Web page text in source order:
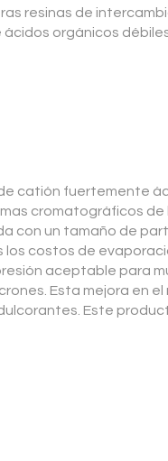
resinas de
orgánicos
catión fuertemente
cromatográficos de
con un tamaño de
los costos de
aceptable para
Esta mejora en
Este